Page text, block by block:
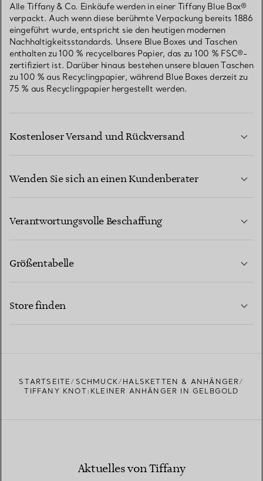
Alle Tiffany & Co. Einkäufe werden in einer Tiffany Blue Box®
verpackt. Auch wenn diese berühmte Verpackung bereits 1886
eingeführt wurde, entspricht sie den heutigen modernen
Nachhaltigkeitsstandards. Unsere Blue Boxes und Taschen
enthalten zu 100 % recycelbares Papier, das zu 100 % FSC®-
zertifiziert ist. Darüber hinaus bestehen unsere blauen Taschen
zu 100 % aus Recyclingpapier, während Blue Boxes derzeit zu
75 % aus Recyclingpapier hergestellt werden.
Kostenloser Versand und Rückversand
Wenden Sie sich an einen Kundenberater
Verantwortungsvolle Beschaffung
Größentabelle
Store finden
STARTSEITE SCHMUCK
HALSKETTEN & ANHÄNGER
TIFFANY KNOT:KLEINER ANHÄNGER IN GELBGOLD
Aktuelles von Tiffany